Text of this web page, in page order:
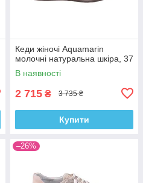
Кеди жіночі Aquamarin
молочні натуральна шкіра, 37
В наявності
2 715 ₴ 3 735 ₴
Купити
–26%